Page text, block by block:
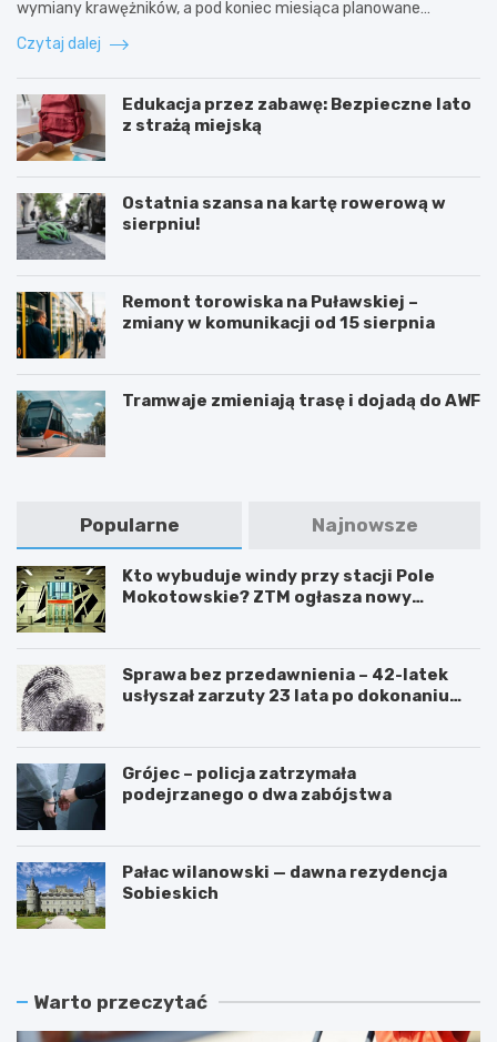
wymiany krawężników, a pod koniec miesiąca planowane…
Czytaj dalej
Edukacja przez zabawę: Bezpieczne lato
z strażą miejską
Ostatnia szansa na kartę rowerową w
sierpniu!
Remont torowiska na Puławskiej –
zmiany w komunikacji od 15 sierpnia
Tramwaje zmieniają trasę i dojadą do AWF
Popularne Najnowsze
Kto wybuduje windy przy stacji Pole
Mokotowskie? ZTM ogłasza nowy
Sprawa bez przedawnienia – 42-latek
usłyszał zarzuty 23 lata po dokonaniu
Grójec – policja zatrzymała
podejrzanego o dwa zabójstwa
Pałac wilanowski — dawna rezydencja
Sobieskich
Warto przeczytać